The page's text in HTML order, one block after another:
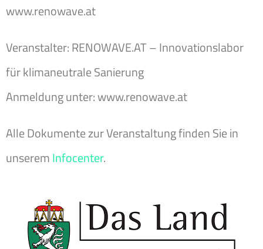
www.renowave.at
Veranstalter: RENOWAVE.AT – Innovationslabor
für klimaneutrale Sanierung
Anmeldung unter: www.renowave.at
Alle Dokumente zur Veranstaltung finden Sie in
unseremInfocenter.